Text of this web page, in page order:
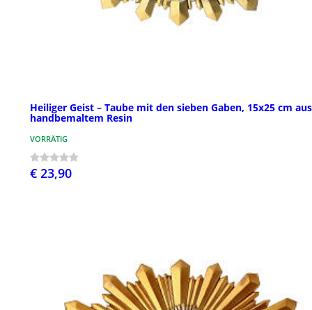
Heiliger Geist – Taube mit den sieben Gaben, 15x25 cm aus
handbemaltem Resin
VORRÄTIG
€ 23,90